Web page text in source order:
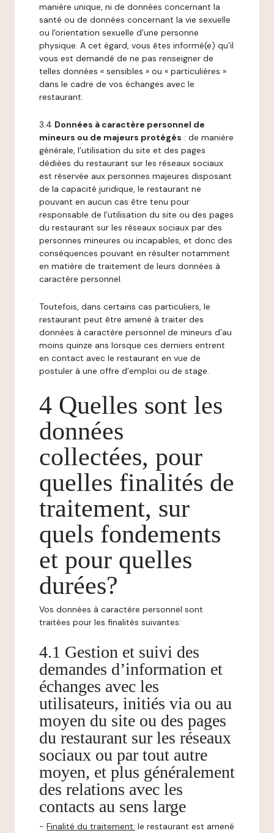
manière unique, ni de données concernant la
santé ou de données concernant la vie sexuelle
ou l'orientation sexuelle d'une personne
physique. A cet égard, vous êtes informé(e) qu’il
vous est demandé de ne pas renseigner de
telles données « sensibles » ou « particulières »
dans le cadre de vos échanges avec le
restaurant.
3.4 Données à caractère personnel de
mineurs ou de majeurs protégés : de manière
générale, l’utilisation du site et des pages
dédiées du restaurant sur les réseaux sociaux
est réservée aux personnes majeures disposant
de la capacité juridique, le restaurant ne
pouvant en aucun cas être tenu pour
responsable de l’utilisation du site ou des pages
du restaurant sur les réseaux sociaux par des
personnes mineures ou incapables, et donc des
conséquences pouvant en résulter notamment
en matière de traitement de leurs données à
caractère personnel.
Toutefois, dans certains cas particuliers, le
restaurant peut être amené à traiter des
données à caractère personnel de mineurs d’au
moins quinze ans lorsque ces derniers entrent
en contact avec le restaurant en vue de
postuler à une offre d’emploi ou de stage.
4 Quelles sont les
données
collectées, pour
quelles finalités de
traitement, sur
quels fondements
et pour quelles
durées?
Vos données à caractère personnel sont
traitées pour les finalités suivantes:
4.1 Gestion et suivi des
demandes d’information et
échanges avec les
utilisateurs, initiés via ou au
moyen du site ou des pages
du restaurant sur les réseaux
sociaux ou par tout autre
moyen, et plus généralement
des relations avec les
contacts au sens large
- Finalité du traitement: le restaurant est amené